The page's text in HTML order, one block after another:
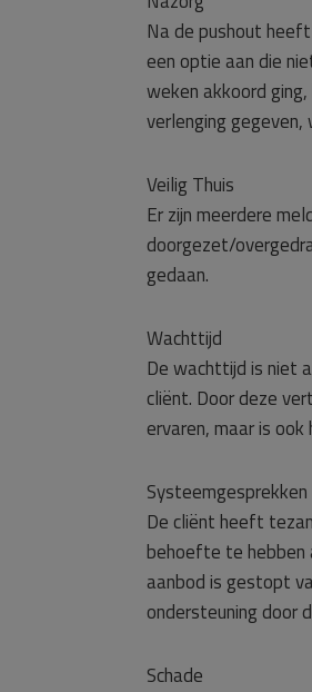
Na de pushout
een optie aan die
weken akkoord
verlenging
Veilig Thuis
Er zijn meerdere
doorgezet/
gedaan.
Wachttijd
De wachttijd is niet
cliënt. Door deze
ervaren, maar is
Systeemgesprekken
De cliënt heeft
behoefte te hebben
aanbod is gestopt
ondersteuning door
Schade